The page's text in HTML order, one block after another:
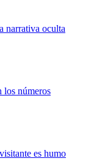
narrativa oculta
los números
es humo